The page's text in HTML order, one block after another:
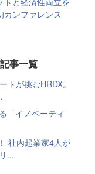
カンファレンス
事一覧
トが挑むHRDX。
「イノベーティ
社内起業家4人が
...